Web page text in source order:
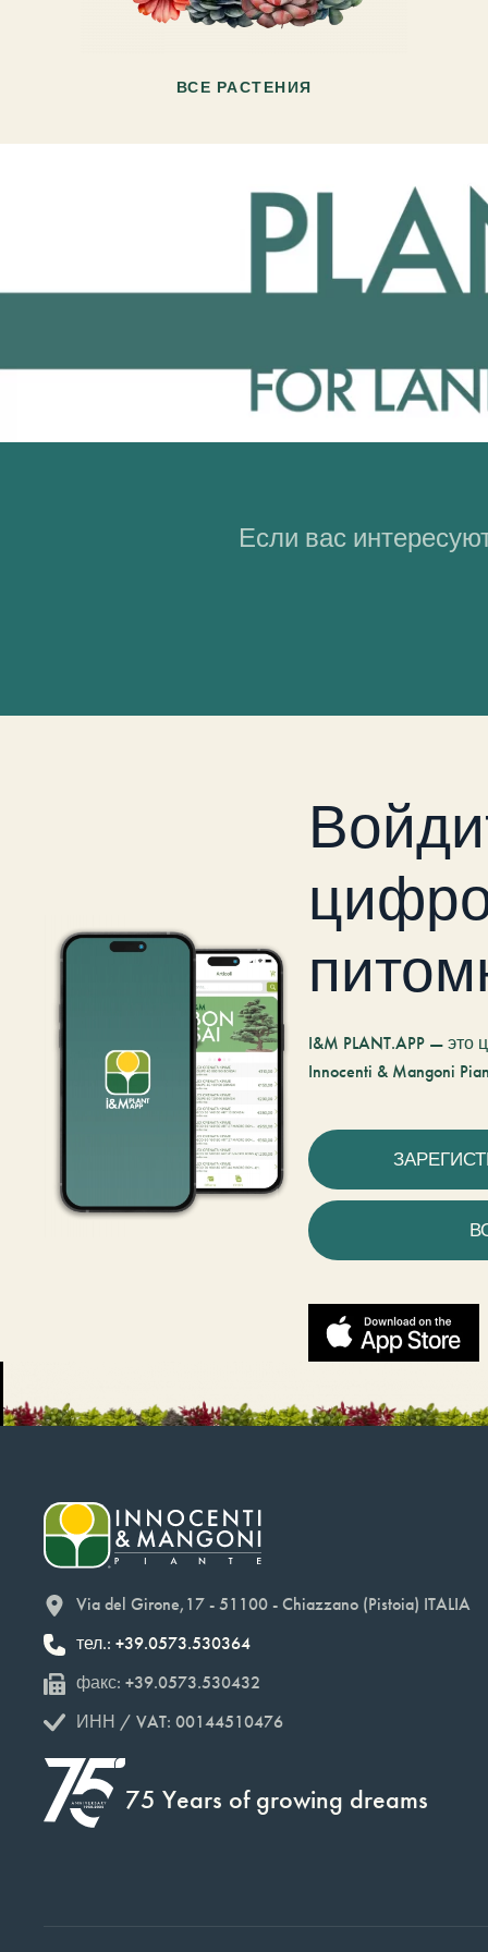
ВСЕ РАСТЕНИЯ
Если вас
I&M PLANT.APP —
Innocenti & Mangoni
Via del Girone,17 - 51100 - Chiazzano (Pistoia) ITALIA
тел.: +39.0573.530364
факс: +39.0573.530432
ИНН / VAT: 00144510476
75 Years of growing dreams